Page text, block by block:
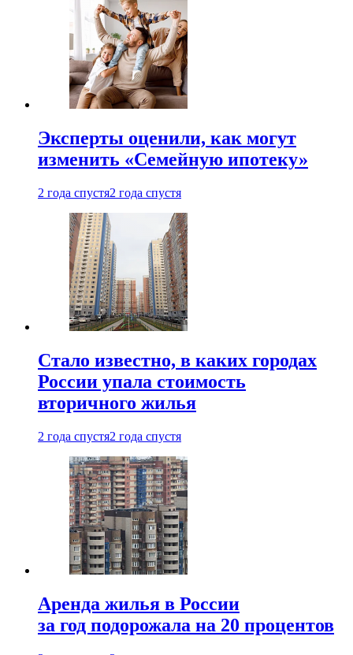
Эксперты оценили, как могут
изменить «Семейную ипотеку»
2 года спустя2 года спустя
Стало известно, в каких городах
России упала стоимость
вторичного жилья
2 года спустя2 года спустя
Аренда жилья в России
за год подорожала на 20 процентов